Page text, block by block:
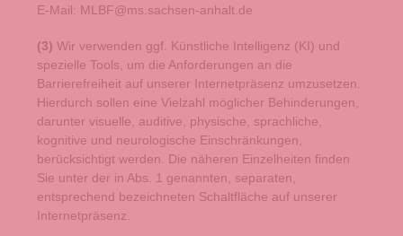
E-Mail: MLBF@ms.sachsen-anhalt.de
(3) Wir verwenden ggf. Künstliche Intelligenz (KI) und
spezielle Tools, um die Anforderungen an die
Barrierefreiheit auf unserer Internetpräsenz umzusetzen.
Hierdurch sollen eine Vielzahl möglicher Behinderungen,
darunter visuelle, auditive, physische, sprachliche,
kognitive und neurologische Einschränkungen,
berücksichtigt werden. Die näheren Einzelheiten finden
Sie unter der in Abs. 1 genannten, separaten,
entsprechend bezeichneten Schaltfläche auf unserer
Internetpräsenz.